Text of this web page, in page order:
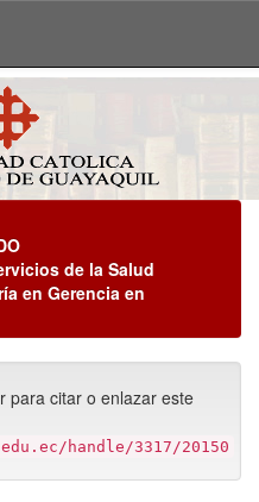
de la Salud
en Gerencia en
para citar o enlazar este
handle/3317/20150